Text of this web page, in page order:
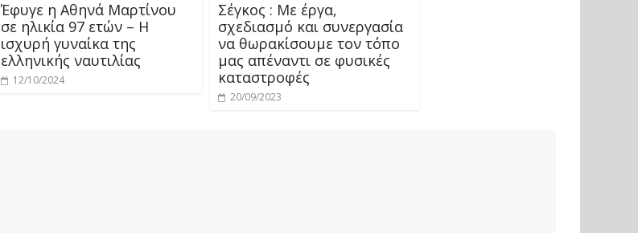
Έφυγε η Αθηνά Μαρτίνου
σε ηλικία 97 ετών – Η
ισχυρή γυναίκα της
ελληνικής ναυτιλίας
12/10/2024
Σέγκος : Με έργα,
σχεδιασμό και συνεργασία
να θωρακίσουμε τον τόπο
μας απέναντι σε φυσικές
καταστροφές
20/09/2023